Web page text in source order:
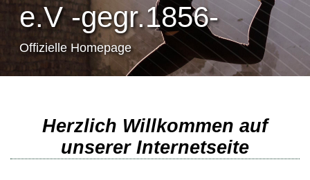
e.V -gegr.1856-
Offizielle Homepage
Herzlich Willkommen auf
unserer Internetseite